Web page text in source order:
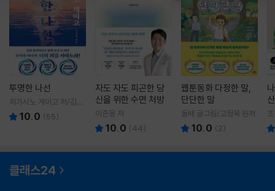
투명한 나선
히가시노 게이고 저/김선
영 역10.0 (55)
자도 자도 피곤한 당
신을 위한 수면 처방
이준용 저
10.0 (44)
웹툰동화 다정한 말,
단단한 말
돌배 글그림/고정욱 원저
10.0 ( 2)
클래스24